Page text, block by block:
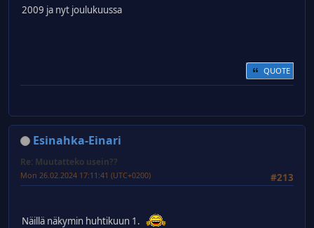
2009 ja nyt joulukuussa
QUOTE
Esinahka-Einari
Re: Muutatteko usein??
#213
Mon 26.02.2024 17:11:41 (UTC+0200)
Näillä näkymin huhtikuun 1.